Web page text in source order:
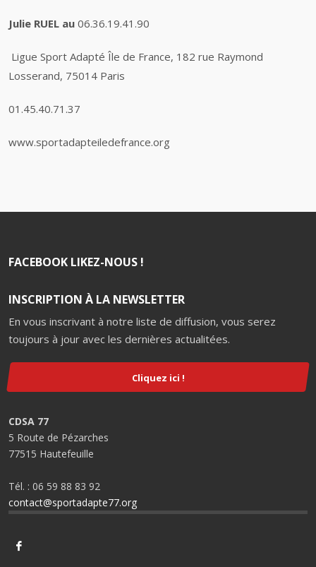
Julie RUEL au 06.36.19.41.90
Ligue Sport Adapté Île de France, 182 rue Raymond
Losserand, 75014 Paris
01.45.40.71.37
www.sportadapteiledefrance.org
FACEBOOK LIKEZ-NOUS !
INSCRIPTION À LA NEWSLETTER
En vous inscrivant à notre liste de diffusion, vous serez
toujours à jour avec les dernières actualitées.
Cliquez ici !
CDSA 77
5 Route de Pézarches
77515 Hautefeuille
Tél. : 06 59 88 83 92
contact@sportadapte77.org